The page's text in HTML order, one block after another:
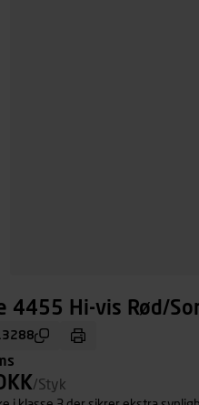
4455 Hi-vis Rød/
/Styk